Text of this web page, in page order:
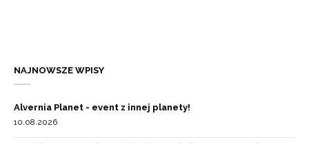
NAJNOWSZE WPISY
Alvernia Planet - event z innej planety!
10.08.2026